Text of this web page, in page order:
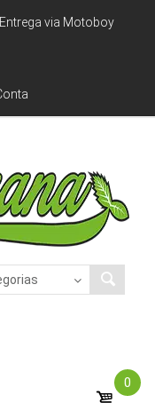
Entrega via Motoboy
0